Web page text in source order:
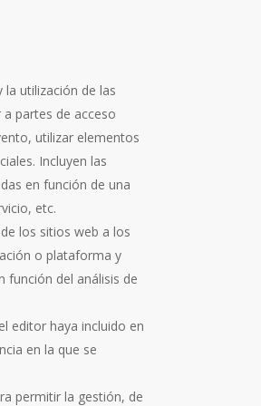
utilización de las
partes de acceso
utilizar elementos
Incluyen las
en función de una
etc.
los sitios web a los
o plataforma y
función del análisis de
editor haya incluido en
en la que se
permitir la gestión, de